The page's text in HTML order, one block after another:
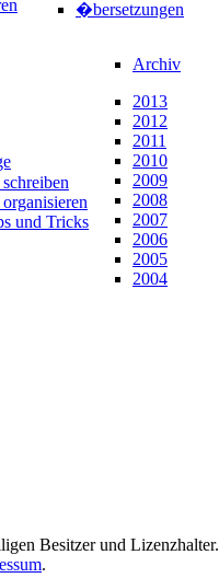
�bersetzungen
und Tricks
Archiv
2013
2012
2011
2010
2009
2008
2007
2006
2005
2004
Besitzer und Lizenzhalter.
.